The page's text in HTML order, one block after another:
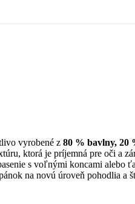
vyrobené z 80 % bavlny, 20
ktorá je príjemná pre oči a
s voľnými koncami alebo
na novú úroveň pohodlia a